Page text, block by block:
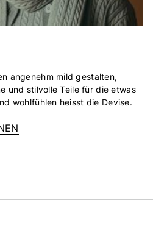
angenehm mild gestalten,
und stilvolle Teile für die etwas
wohlfühlen heisst die Devise.